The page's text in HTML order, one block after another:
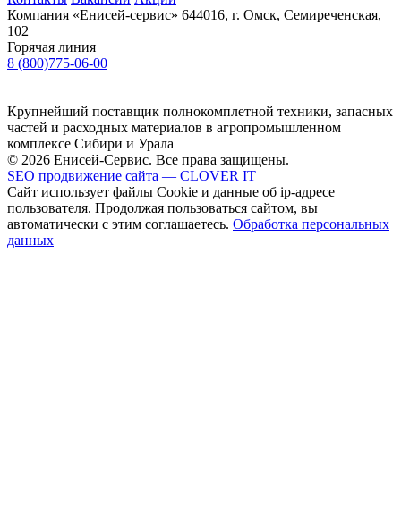
Компания «Енисей-сервис» 644016, г. Омск, Семиреченская,
102
Горячая линия
8 (800)775-06-00
Крупнейший поставщик полнокомплетной техники, запасных
частей и расходных материалов в агропромышленном
комплексе Сибири и Урала
© 2026 Енисей-Сервис. Все права защищены.
SEO продвижение сайта — CLOVER IT
Сайт использует файлы Cookie и данные об ip-адресе
пользователя. Продолжая пользоваться сайтом, вы
автоматически с этим соглашаетесь. Обработка персональных
данных